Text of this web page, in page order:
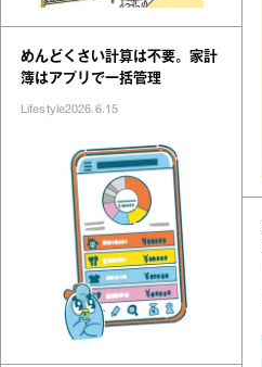
めんどくさい計算は不要。家計
簿はアプリで一括管理
Lifestyle2026.6.15